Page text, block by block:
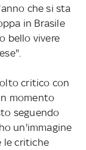
che si sta
in Brasile
bello vivere
critico con
momento
seguendo
un'immagine
le critiche